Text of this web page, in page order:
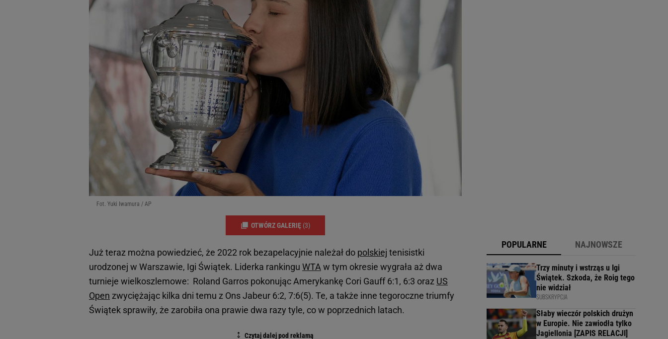
Fot. Yuki Iwamura / AP
OTWÓRZ GALERIĘ (3)
Już teraz można powiedzieć, że 2022 rok bezapelacyjnie należał do polskiej tenisistki
urodzonej w Warszawie, Igi Świątek. Liderka rankingu WTAw tym okresie wygrała aż dwa
turnieje wielkoszlemowe: Roland Garros pokonując Amerykankę Cori Gauff 6:1, 6:3 oraz US
Open zwyciężając kilka dni temu z Ons Jabeur 6:2, 7:6(5). Te, a także inne tegoroczne triumfy
Świątek sprawiły, że zarobiła ona prawie dwa razy tyle, co w poprzednich latach.
POPULARNE NAJNOWSZE
Trzy minuty i wstrząs u Igi
Świątek. Szkoda, że Roig tego
nie widział
SUBSKRYPCJA
Słaby wieczór polskich drużyn
w Europie. Nie zawiodła tylko
Jagiellonia [ZAPIS RELACJI]